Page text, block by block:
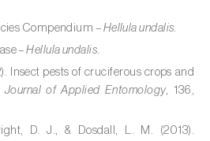
(Coroebus undatus)
(
Compendium – Hellula undalis.
–Hellula undalis.
Insect pests of cruciferous crops and
Journal of Applied Entomology , 136,
D. J., & Dosdall, L. M. (2013).